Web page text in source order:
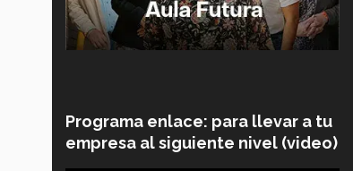
Programa enlace: para llevar a tu
empresa al siguiente nivel (video)